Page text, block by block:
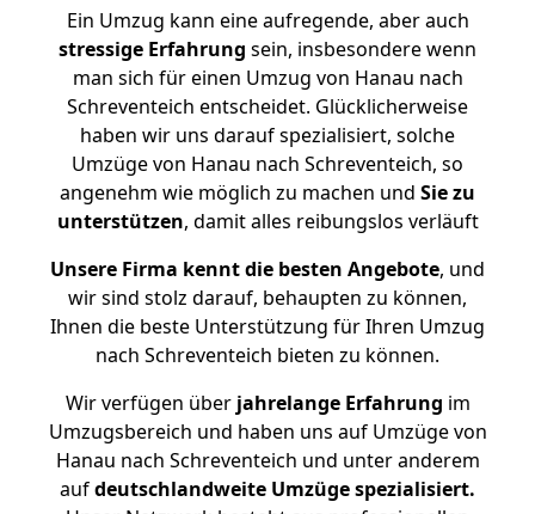
Ein Umzug kann eine aufregende, aber auch
stressige Erfahrung sein, insbesondere wenn
man sich für einen Umzug von Hanau nach
Schreventeich entscheidet. Glücklicherweise
haben wir uns darauf spezialisiert, solche
Umzüge von Hanau nach Schreventeich, so
angenehm wie möglich zu machen und Sie zu
unterstützen, damit alles reibungslos verläuft
Unsere Firma kennt die besten Angebote, und
wir sind stolz darauf, behaupten zu können,
Ihnen die beste Unterstützung für Ihren Umzug
nach Schreventeich bieten zu können.
Wir verfügen überjahrelange Erfahrung im
Umzugsbereich und haben uns auf Umzüge von
Hanau nach Schreventeich und unter anderem
aufdeutschlandweite Umzüge spezialisiert.